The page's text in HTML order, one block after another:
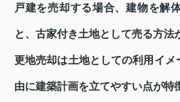
戸建を売却する場合、建物を解
と、古家付き土地として売る方法
更地売却は土地としての利用イメ
由に建築計画を立てやすい点が特